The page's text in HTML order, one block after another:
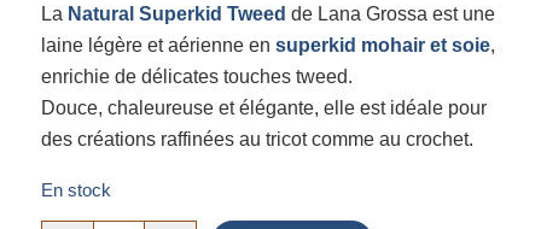
La Natural Superkid Tweed de Lana Grossa est une
laine légère et aérienne en superkid mohair et soie,
enrichie de délicates touches tweed.
Douce, chaleureuse et élégante, elle est idéale pour
des créations raffinées au tricot comme au crochet.
En stock